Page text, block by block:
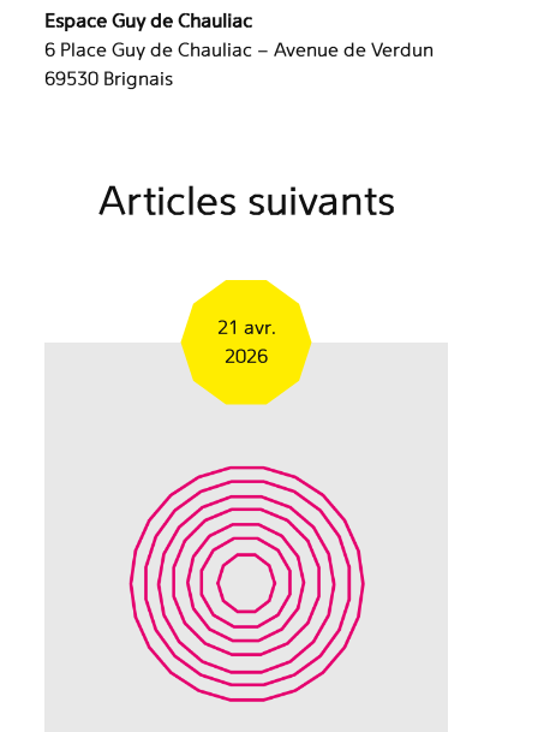
Espace Guy de Chauliac
6 Place Guy de Chauliac – Avenue de Verdun
69530 Brignais
Articles suivants
21 avr.
2026